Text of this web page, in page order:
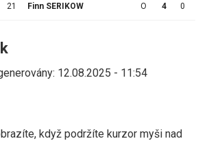
21 Finn SERIKOW O 4 0
12.08.2025 - 11:54
když podržíte kurzor myši nad